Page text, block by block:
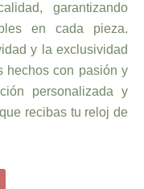
garantizando
en cada pieza.
y la exclusividad
hechos con pasión y
personalizada y
recibas tu reloj de